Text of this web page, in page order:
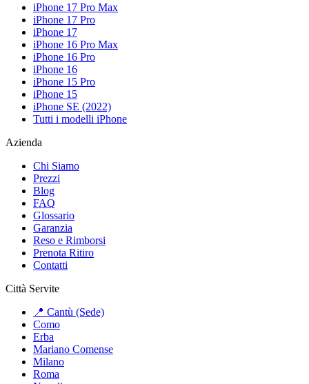
iPhone 17 Pro Max
iPhone 17 Pro
iPhone 17
iPhone 16 Pro Max
iPhone 16 Pro
iPhone 16
iPhone 15 Pro
iPhone 15
iPhone SE (2022)
Tutti i modelli iPhone
Azienda
Chi Siamo
Prezzi
Blog
FAQ
Glossario
Garanzia
Reso e Rimborsi
Prenota Ritiro
Contatti
Città Servite
📍 Cantù (Sede)
Como
Erba
Mariano Comense
Milano
Roma